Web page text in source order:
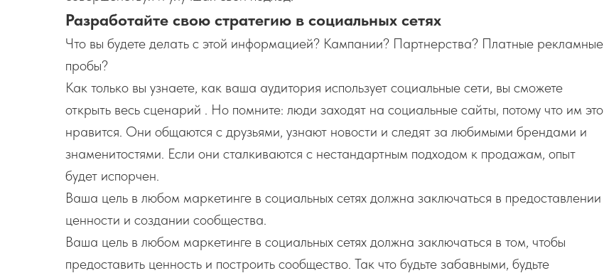
Разработайте свою стратегию в социальных сетях
Что вы будете делать с этой информацией? Кампании? Партнерства? Платные рекламные
пробы?
Как только вы узнаете, как ваша аудитория использует социальные сети, вы сможете
открыть весь сценарий . Но помните: люди заходят на социальные сайты, потому что им это
нравится. Они общаются с друзьями, узнают новости и следят за любимыми брендами и
знаменитостями. Если они сталкиваются с нестандартным подходом к продажам, опыт
будет испорчен.
Ваша цель в любом маркетинге в социальных сетях должна заключаться в предоставлении
ценности и создании сообщества.
Ваша цель в любом маркетинге в социальных сетях должна заключаться в том, чтобы
предоставить ценность и построить сообщество. Так что будьте забавными, будьте